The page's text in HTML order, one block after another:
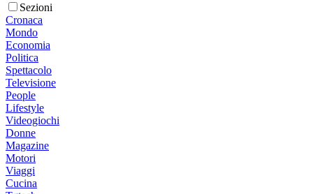
Sezioni
Cronaca
Mondo
Economia
Politica
Spettacolo
Televisione
People
Lifestyle
Videogiochi
Donne
Magazine
Motori
Viaggi
Cucina